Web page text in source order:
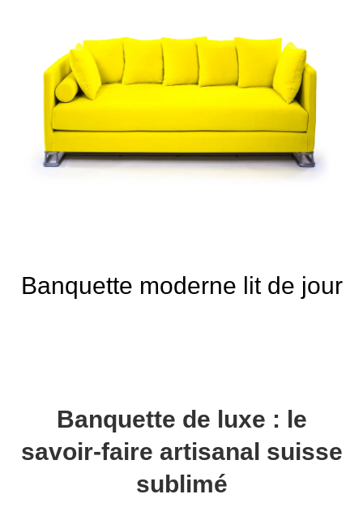
Banquette moderne lit de jour
Banquette de luxe : le
savoir-faire artisanal suisse
sublimé